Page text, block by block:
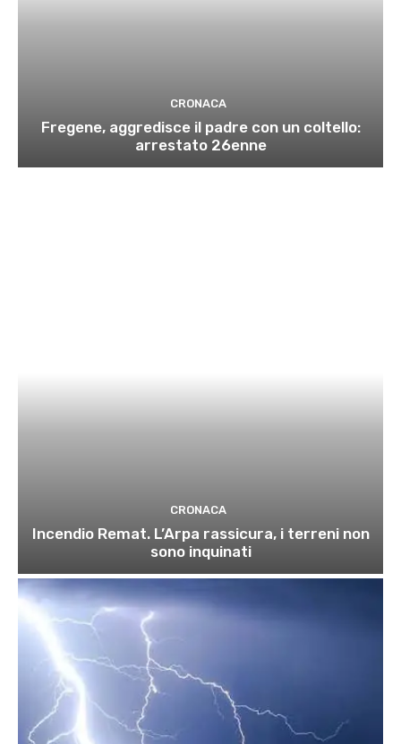
CRONACA
Fregene, aggredisce il padre con un coltello:
arrestato 26enne
CRONACA
Incendio Remat. L’Arpa rassicura, i terreni non
sono inquinati